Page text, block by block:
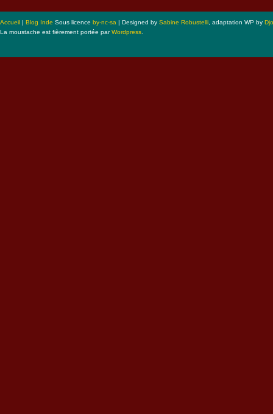
Accueil | Blog Inde Sous licence by-nc-sa | Designed by Sabine Robustelli , adaptation WP by
La moustache est fièrement portée parWordpress